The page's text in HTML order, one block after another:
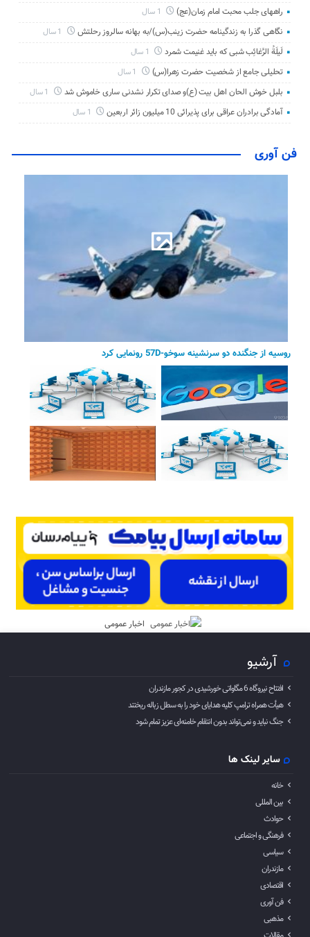
راههای جلب محبت امام زمان(عج)
نگاهی گذرا به زندگینامه حضرت زینب(س)/به بهانه سالروز رحلتش
لَیلَةُ الرَّغائِب شبی که باید غنیمت شمرد
تحلیلی جامع از شخصیت حضرت زهرا(س)
بلبل خوش الحان اهل بیت (ع)و صدای تکرار نشدنی ساری خاموش شد
آمادگی برادران عراقی برای پذیرائی 10 میلیون زائر اربعین
فن آوری
روسیه از جنگنده دو سرنشینه سوخو-57D رونمایی کرد
اخبار عمومی
آرشیو
افتتاح نیروگاه 6 مگاواتی خورشیدی در کجور مازندران
هیأت همراه ترامپ کلیه هدایای خود را به سطل زباله ریختند
جنگ نباید و نمی‌تواند بدون انتقام خامنه‌ای عزیز تمام شود
سایر لینک ها
خانه
بین المللی
حوادث
فرهنگی و اجتماعی
سیاسی
مازندران
اقتصادی
فن آوری
مذهبی